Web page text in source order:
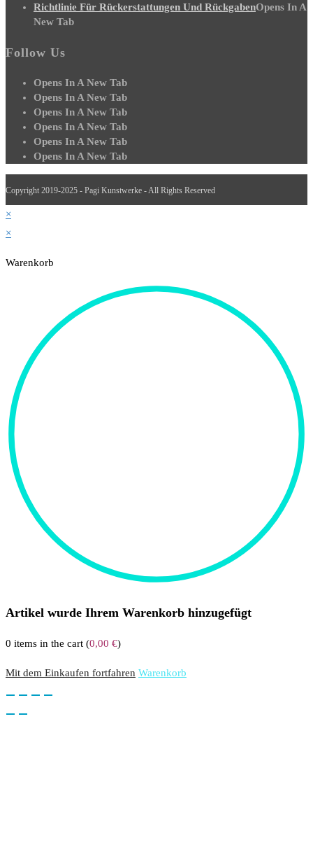
Richtlinie Für Rückerstattungen Und RückgabenOpens In A
New Tab
Follow Us
Opens In A New Tab
Opens In A New Tab
Opens In A New Tab
Opens In A New Tab
Opens In A New Tab
Opens In A New Tab
Copyright 2019-2025 - Pagi Kunstwerke - All Rights Reserved
×
×
Warenkorb
Artikel wurde Ihrem Warenkorb hinzugefügt
0 items in the cart (0,00 €)
Mit dem Einkaufen fortfahren Warenkorb